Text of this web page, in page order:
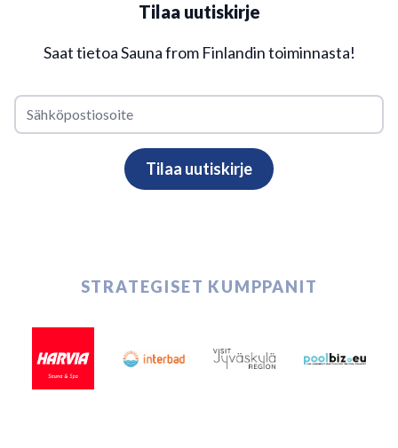
Tilaa uutiskirje
Saat tietoa Sauna from Finlandin toiminnasta!
STRATEGISET KUMPPANIT